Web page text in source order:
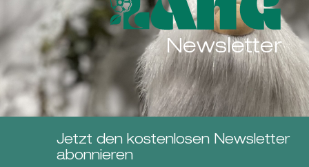
Newsletter
Jetzt den kostenlosen Newsletter
abonnieren